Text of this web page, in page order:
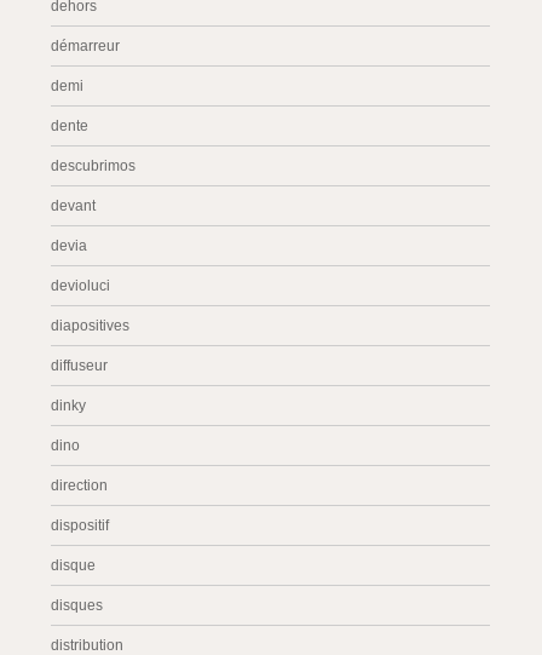
dehors
démarreur
demi
dente
descubrimos
devant
devia
devioluci
diapositives
diffuseur
dinky
dino
direction
dispositif
disque
disques
distribution